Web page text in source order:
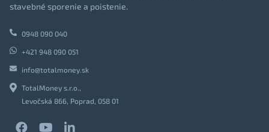
stavebné sporenie a poistenie.
0948 090 040
+421 948 090 051
info@totalmoney.sk
TotalMoney s.r.o.,
Levočská 866, Poprad, 058 01